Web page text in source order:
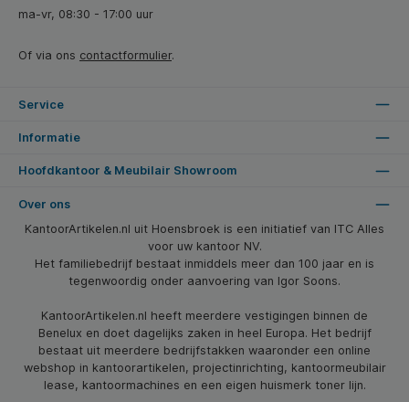
ma-vr, 08:30 - 17:00 uur
Of via ons contactformulier.
Service
Informatie
Hoofdkantoor & Meubilair Showroom
Over ons
KantoorArtikelen.nl uit Hoensbroek is een initiatief van ITC Alles
voor uw kantoor NV.
Het familiebedrijf bestaat inmiddels meer dan 100 jaar en is
tegenwoordig onder aanvoering van Igor Soons.
KantoorArtikelen.nl heeft meerdere vestigingen binnen de
Benelux en doet dagelijks zaken in heel Europa. Het bedrijf
bestaat uit meerdere bedrijfstakken waaronder een online
webshop in kantoorartikelen, projectinrichting, kantoormeubilair
lease, kantoormachines en een eigen huismerk toner lijn.